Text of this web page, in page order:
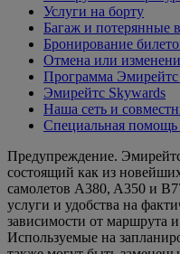
Услуги на борту
Багаж и потерянные
Бронирование
Отмена или
Программа Эмирейтс
Эмирейтс Skywards
Наша сеть и
Специальная помощь
Предупреждение.
состоящий как из
самолетов A380, A350 и
услуги и удобства на
зависимости от маршрута
Используемые на